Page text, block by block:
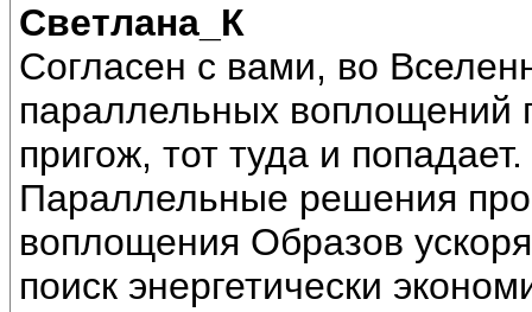
Светлана_К
Согласен с вами, во
параллельных воплощений
пригож, тот туда и попадает.
Параллельные решения
воплощения Образов
поиск энергетически